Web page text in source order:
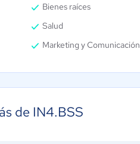
Bienes raíces
Salud
Marketing y Comunicación
de IN4.BSS